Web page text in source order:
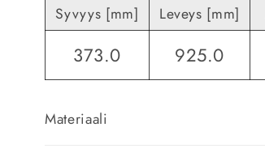
Syvyys [mm] Leveys [mm]
373.0 925.0
Materiaali